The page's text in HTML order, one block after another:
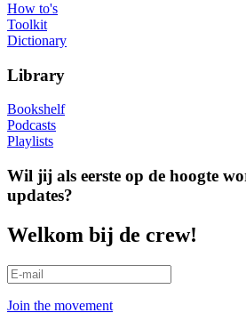
How to's
Toolkit
Dictionary
Library
Bookshelf
Podcasts
Playlists
Wil jij als eerste op de hoogte
updates?
Welkom bij de crew!
Join the movement